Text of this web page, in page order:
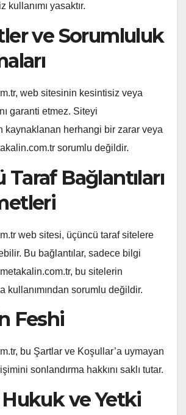
kullanımı yasaktır.
ve Sorumluluk
web sitesinin kesintisiz veya
garanti etmez. Siteyi
kaynaklanan herhangi bir zarar veya
sorumlu değildir.
Bağlantıları
web sitesi, üçüncü taraf sitelere
Bu bağlantılar, sadece bilgi
bu sitelerin
kullanımından sorumlu değildir.
Feshi
bu Şartlar ve Koşullar’a uymayan
sonlandırma hakkını saklı tutar.
ve Yetki